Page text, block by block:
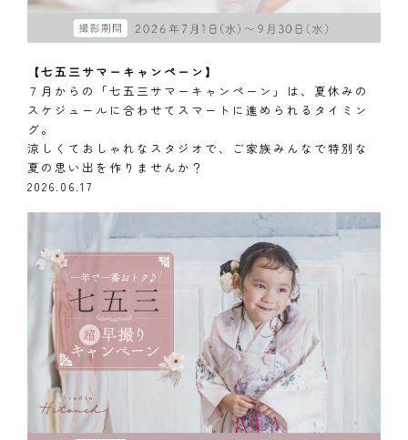
【七五三サマーキャンペーン】
７月からの「七五三サマーキャンペーン」は、夏休みの
スケジュールに合わせてスマートに進められるタイミン
グ。
涼しくておしゃれなスタジオで、ご家族みんなで特別な
夏の思い出を作りませんか？
2026.06.17